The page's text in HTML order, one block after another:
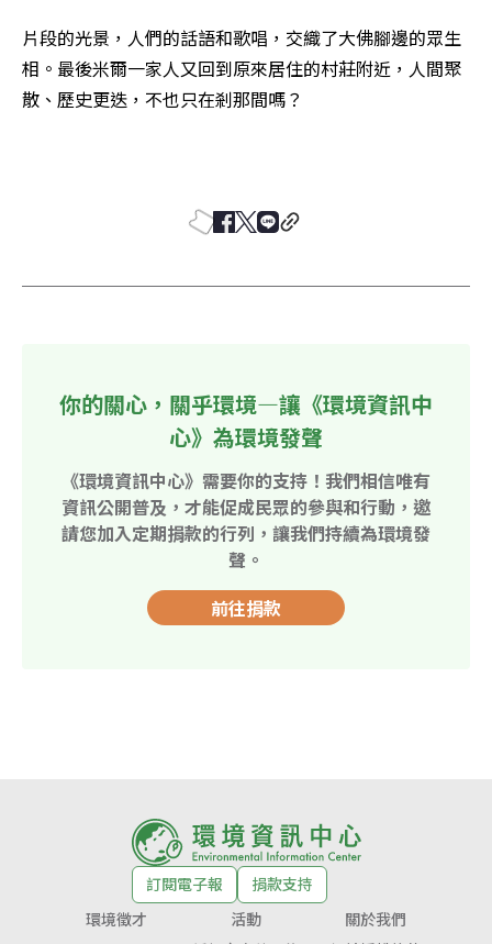
片段的光景，人們的話語和歌唱，交織了大佛腳邊的眾生
相。最後米爾一家人又回到原來居住的村莊附近，人間聚
散、歷史更迭，不也只在剎那間嗎？
你的關心，關乎環境—讓《環境資訊中
心》為環境發聲
《環境資訊中心》需要你的支持！我們相信唯有
資訊公開普及，才能促成民眾的參與和行動，邀
請您加入定期捐款的行列，讓我們持續為環境發
聲。
前往捐款
訂閱電子報
捐款支持
環境徵才
活動
關於我們